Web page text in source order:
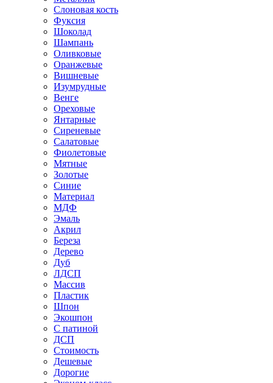
Слоновая кость
Фуксия
Шоколад
Шампань
Оливковые
Оранжевые
Вишневые
Изумрудные
Венге
Ореховые
Янтарные
Сиреневые
Салатовые
Фиолетовые
Мятные
Золотые
Синие
Материал
МДФ
Эмаль
Акрил
Береза
Дерево
Дуб
ЛДСП
Массив
Пластик
Шпон
Экошпон
С патиной
ДСП
Стоимость
Дешевые
Дорогие